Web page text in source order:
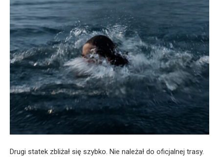
Drugi statek zbliżał się szybko. Nie należał do oficjalnej trasy.